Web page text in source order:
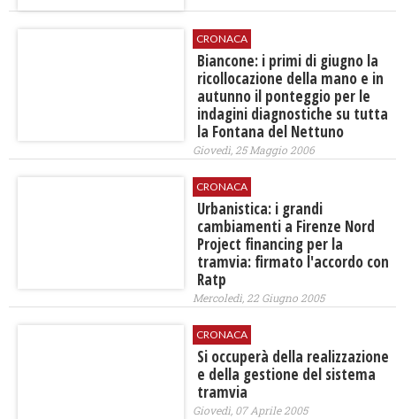
CRONACA
Biancone: i primi di giugno la
ricollocazione della mano e in
autunno il ponteggio per le
indagini diagnostiche su tutta
la Fontana del Nettuno
Giovedì, 25 Maggio 2006
CRONACA
Urbanistica: i grandi
cambiamenti a Firenze Nord
Project financing per la
tramvia: firmato l'accordo con
Ratp
Mercoledì, 22 Giugno 2005
CRONACA
Si occuperà della realizzazione
e della gestione del sistema
tramvia
Giovedì, 07 Aprile 2005